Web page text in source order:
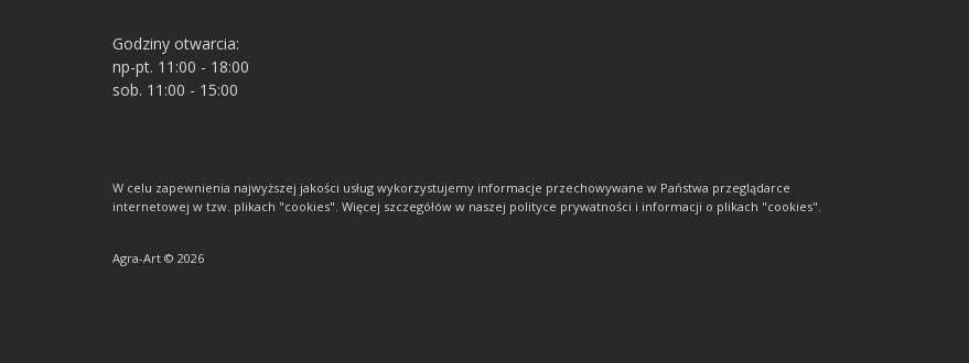
Godziny otwarcia:
np-pt. 11:00 - 18:00
sob. 11:00 - 15:00
W celu zapewnienia najwyższej jakości usług wykorzystujemy informacje przechowywane w Państwa przeglądarce
internetowej w tzw. plikach "cookies". Więcej szczegółów w naszej polityce prywatności i informacji o plikach "cookies".
Agra-Art © 2026